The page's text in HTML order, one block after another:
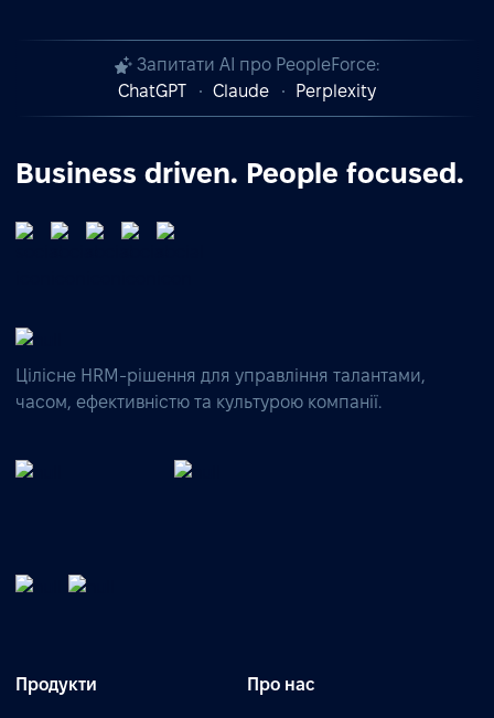
Запитати AI про PeopleForce:
ChatGPT
Claude Perplexity
Business driven. People focused.
Цілісне HRM-рішення для управління талантами,
часом, ефективністю та культурою компанії.
Продукти Про нас